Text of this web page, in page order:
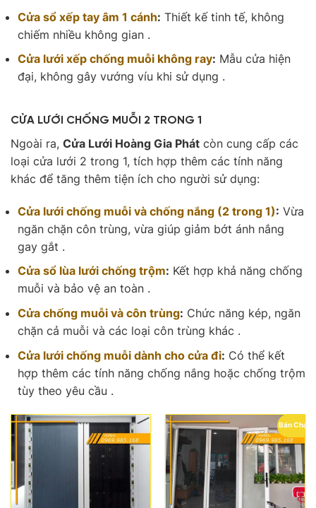
Cửa sổ xếp tay âm 1 cánh: Thiết kế tinh tế, không
chiếm nhiều không gian .
Cửa lưới xếp chống muỗi không ray: Mẫu cửa hiện
đại, không gây vướng víu khi sử dụng .
CỬA LƯỚI CHỐNG MUỖI 2 TRONG 1
Ngoài ra, Cửa Lưới Hoàng Gia Phát còn cung cấp các
loại cửa lưới 2 trong 1, tích hợp thêm các tính năng
khác để tăng thêm tiện ích cho người sử dụng:
Cửa lưới chống muỗi và chống nắng (2 trong 1): Vừa
ngăn chặn côn trùng, vừa giúp giảm bớt ánh nắng
gay gắt .
Cửa sổ lùa lưới chống trộm: Kết hợp khả năng chống
muỗi và bảo vệ an toàn .
Cửa chống muỗi và côn trùng: Chức năng kép, ngăn
chặn cả muỗi và các loại côn trùng khác .
Cửa lưới chống muỗi dành cho cửa đi: Có thể kết
hợp thêm các tính năng chống nắng hoặc chống trộm
tùy theo yêu cầu .
Bán Chạy